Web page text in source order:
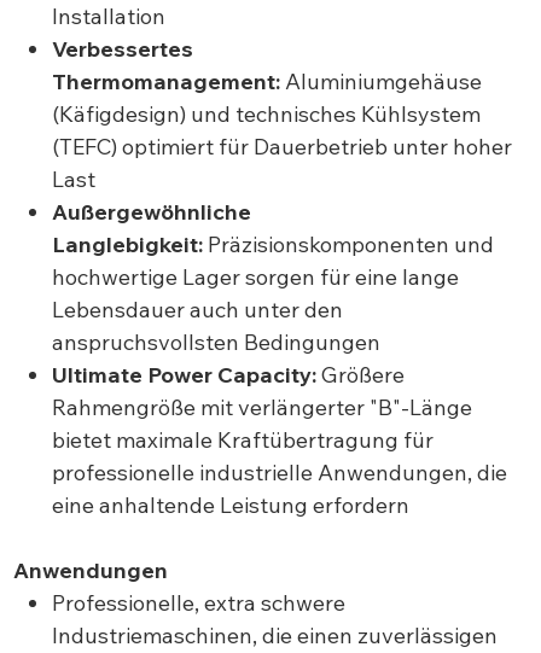
Installation
Verbessertes
Thermomanagement: Aluminiumgehäuse
(Käfigdesign) und technisches Kühlsystem
(TEFC) optimiert für Dauerbetrieb unter hoher
Last
Außergewöhnliche
Langlebigkeit: Präzisionskomponenten und
hochwertige Lager sorgen für eine lange
Lebensdauer auch unter den
anspruchsvollsten Bedingungen
Ultimate Power Capacity:Größere
Rahmengröße mit verlängerter "B"-Länge
bietet maximale Kraftübertragung für
professionelle industrielle Anwendungen, die
eine anhaltende Leistung erfordern
Anwendungen
Professionelle, extra schwere
Industriemaschinen, die einen zuverlässigen